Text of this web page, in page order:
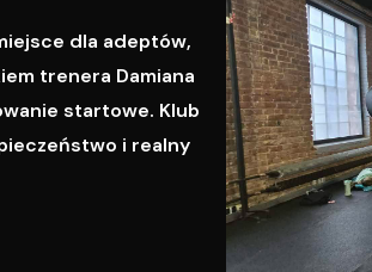
dla adeptów,
trenera Damiana
startowe. Klub
i realny